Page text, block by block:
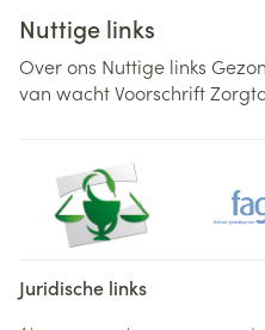
Nuttige links
Over ons Nuttige links
van wachtVoorschrift
Juridische links